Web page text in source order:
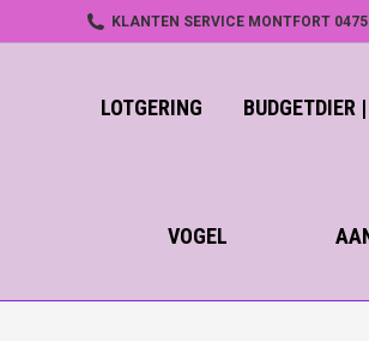
KLANTEN SERVICE MONTFORT
LOTGERING BUDGETDIER
VOGEL